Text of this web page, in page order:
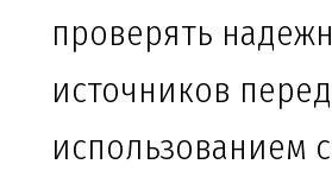
проверять
источников перед
использованием